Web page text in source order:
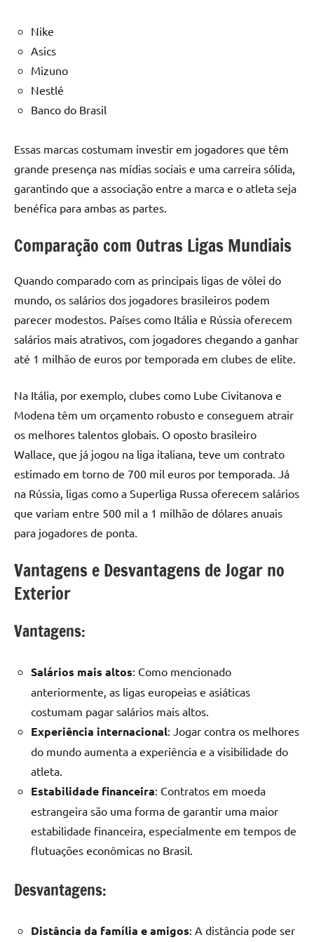
Nike
Asics
Mizuno
Nestlé
Banco do Brasil
Essas marcas costumam investir em jogadores que têm
grande presença nas mídias sociais e uma carreira sólida,
garantindo que a associação entre a marca e o atleta seja
benéfica para ambas as partes.
Comparação com Outras Ligas Mundiais
Quando comparado com as principais ligas de vôlei do
mundo, os salários dos jogadores brasileiros podem
parecer modestos. Países como Itália e Rússia oferecem
salários mais atrativos, com jogadores chegando a ganhar
até 1 milhão de euros por temporada em clubes de elite.
Na Itália, por exemplo, clubes como Lube Civitanova e
Modena têm um orçamento robusto e conseguem atrair
os melhores talentos globais. O oposto brasileiro
Wallace, que já jogou na liga italiana, teve um contrato
estimado em torno de 700 mil euros por temporada. Já
na Rússia, ligas como a Superliga Russa oferecem salários
que variam entre 500 mil a 1 milhão de dólares anuais
para jogadores de ponta.
Vantagens e Desvantagens de Jogar no
Exterior
Vantagens:
Salários mais altos: Como mencionado
anteriormente, as ligas europeias e asiáticas
costumam pagar salários mais altos.
Experiência internacional: Jogar contra os melhores
do mundo aumenta a experiência e a visibilidade do
atleta.
Estabilidade financeira: Contratos em moeda
estrangeira são uma forma de garantir uma maior
estabilidade financeira, especialmente em tempos de
flutuações econômicas no Brasil.
Desvantagens:
Distância da família e amigos: A distância pode ser